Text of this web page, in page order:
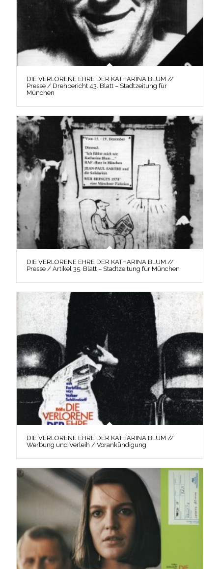
DIE VERLORENE EHRE DER KATHARINA BLUM //
Presse / Drehbericht 43. Blatt – Stadtzeitung für
München
DIE VERLORENE EHRE DER KATHARINA BLUM //
Presse / Artikel 35. Blatt – Stadtzeitung für München
DIE VERLORENE EHRE DER KATHARINA BLUM //
Werbung und Verleih / Vorankündigung